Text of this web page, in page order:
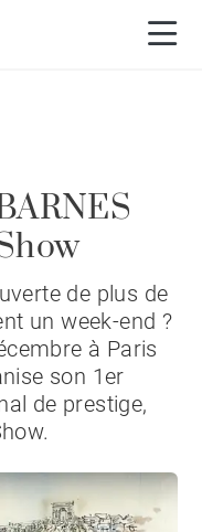
de plus de
un week-end ?
à Paris
son 1er
de prestige,